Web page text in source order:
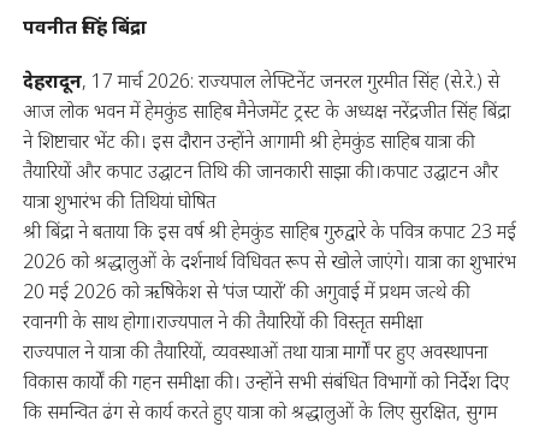
पवनीत सिंह बिंद्रा
देहरादून, 17 मार्च 2026: राज्यपाल लेफ्टिनेंट जनरल गुरमीत सिंह (से.रे.) से
आज लोक भवन में हेमकुंड साहिब मैनेजमेंट ट्रस्ट के अध्यक्ष नरेंद्रजीत सिंह बिंद्रा
ने शिष्टाचार भेंट की। इस दौरान उन्होंने आगामी श्री हेमकुंड साहिब यात्रा की
तैयारियों और कपाट उद्घाटन तिथि की जानकारी साझा की।कपाट उद्घाटन और
यात्रा शुभारंभ की तिथियां घोषित
श्री बिंद्रा ने बताया कि इस वर्ष श्री हेमकुंड साहिब गुरुद्वारे के पवित्र कपाट 23 मई
2026 को श्रद्धालुओं के दर्शनार्थ विधिवत रूप से खोले जाएंगे। यात्रा का शुभारंभ
20 मई 2026 को ऋषिकेश से ‘पंज प्यारों’ की अगुवाई में प्रथम जत्थे की
रवानगी के साथ होगा।राज्यपाल ने की तैयारियों की विस्तृत समीक्षा
राज्यपाल ने यात्रा की तैयारियों, व्यवस्थाओं तथा यात्रा मार्गों पर हुए अवस्थापना
विकास कार्यों की गहन समीक्षा की। उन्होंने सभी संबंधित विभागों को निर्देश दिए
कि समन्वित ढंग से कार्य करते हुए यात्रा को श्रद्धालुओं के लिए सुरक्षित, सुगम